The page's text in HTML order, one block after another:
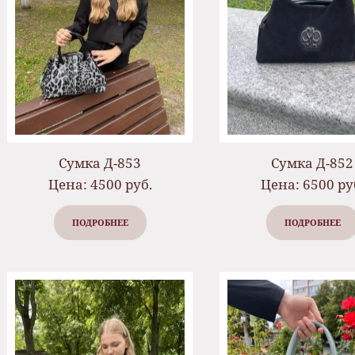
Сумка Д-853
Цена: 4500 руб.
ПОДРОБНЕЕ
Сумка Д-852
Цена: 6500
ПОДРОБНЕЕ